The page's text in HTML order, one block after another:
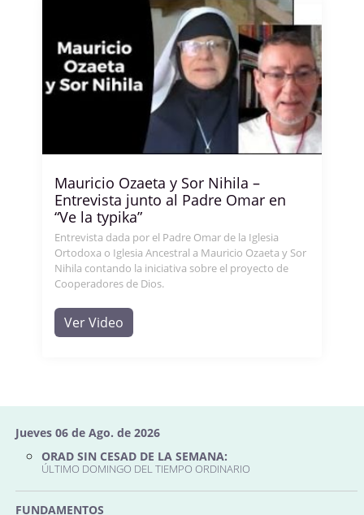
Mauricio Ozaeta y Sor Nihila –
Entrevista junto al Padre Omar en
“Ve la typika”
Entrevista dada por el Padre Omar de la Iglesia
Ortodoxa o Iglesia Ancestral a Mauricio Ozaeta y Sor
Nihila contando la iniciativa sobre el proyecto de
Cooperadores de Dios.
Ver Video
Jueves 06 de Ago. de 2026
ORAD SIN CESAD DE LA SEMANA:
ÚLTIMO DOMINGO DEL TIEMPO ORDINARIO
FUNDAMENTOS